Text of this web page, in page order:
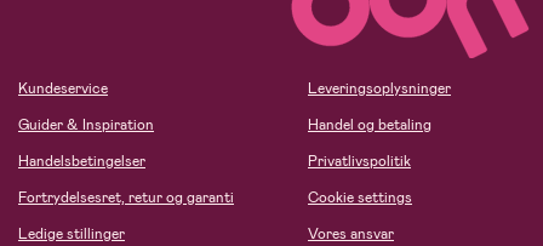
Kundeservice
Guider & Inspiration
Handelsbetingelser
Fortrydelsesret, retur og garanti
Ledige stillinger
Leveringsoplysninger
Handel og betaling
Privatlivspolitik
Cookie settings
Vores ansvar